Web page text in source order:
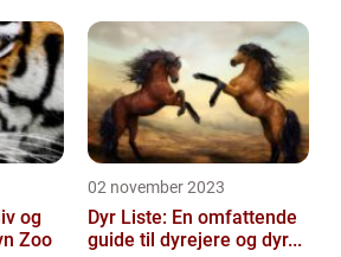
og
Zoo
02 november 2023
Dyr Liste: En omfattende
guide til dyrejere og dyr...